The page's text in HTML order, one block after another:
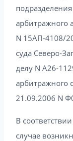
арбитражного
N 15АП-4108/
суда Северо-
делу N А26-
арбитражного
21.09.2006 N
В
случае